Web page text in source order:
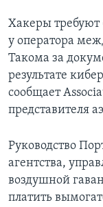
Хакеры требуют
у оператора
Такома за
результате
сообщает
представителя
Руководство
агентства,
воздушной
платить